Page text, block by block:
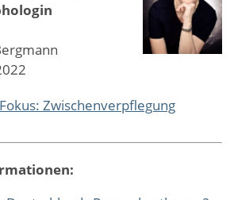
Zwischenverpflegung